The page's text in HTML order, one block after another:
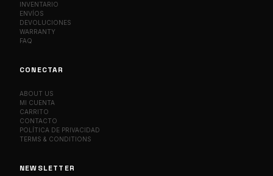
INVENTARIO
ENVÍOS
DEVOLUCIONES
WARRANTY
FAQ
CONECTAR
ABOUT US
MI CUENTA
CARRITO
CONTACTO
POLÍTICA DE PRIVACIDAD
TERMS & CONDITIONS
NEWSLETTER